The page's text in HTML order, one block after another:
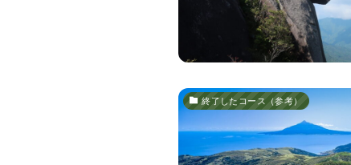
終了したコース（参考）